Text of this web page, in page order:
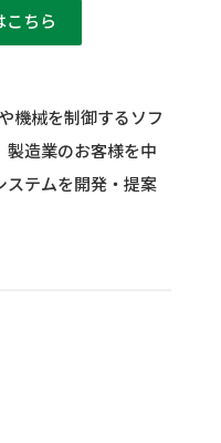
こちら
機械を制御するソフ
製造業のお客様を中
ステムを開発・提案